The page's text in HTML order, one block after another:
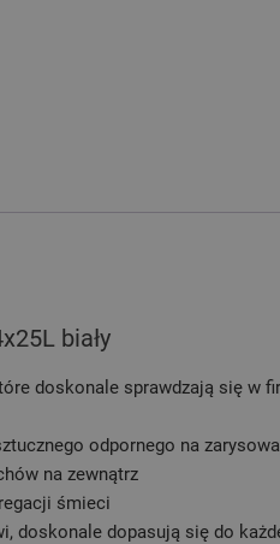
biały
doskonale sprawdzają się w
odpornego na
na zewnątrz
śmieci
doskonale dopasują się do